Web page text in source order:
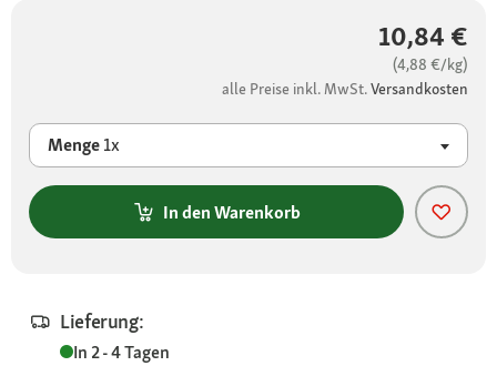
10,84 €
(4,88 €/kg)
alle Preise inkl. MwSt.Versandkosten
Menge1x
In den Warenkorb
Lieferung:
In 2 - 4 Tagen